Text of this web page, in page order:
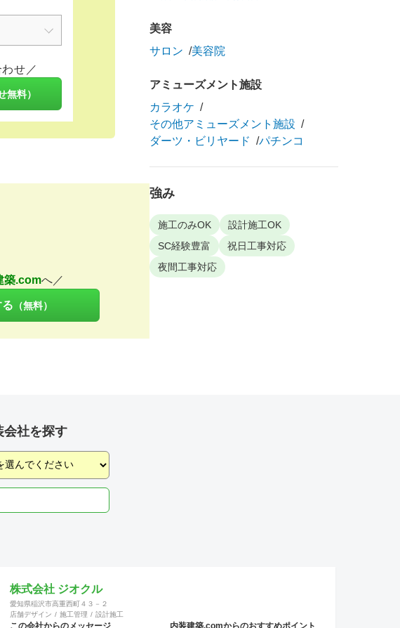
せ／
無料）
築.comへ／
（無料）
美容
サロン
美容院
アミューズメント施設
カラオケ
その他アミューズメント施設
ダーツ・ビリヤード
パチンコ
強み
施工のみOK
設計施工OK
SC経験豊富
祝日工事対応
夜間工事対応
会社を探す
株式会社 ジオクル
愛知県稲沢市高重西町４３－２
店舗デザイン
施工管理 設計施工
この会社からのメッセージ
内装建築.comからのおすすめポイント